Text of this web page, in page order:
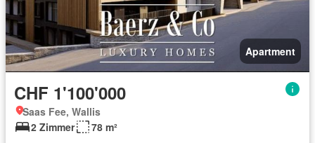
Apartment
CHF 1'100'000
Saas Fee, Wallis
2 Zimmer
78 m²